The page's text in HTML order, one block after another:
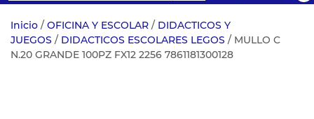
Inicio / OFICINA Y ESCOLAR / DIDACTICOS Y
JUEGOS / DIDACTICOS ESCOLARES LEGOS / MULLO C
N.20 GRANDE 100PZ FX12 2256 7861181300128